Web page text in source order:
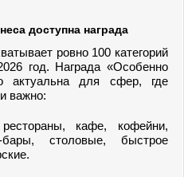
доступна награда
ровно 100 категорий
год. Награда «Особенно
актуальна для сфер, где
важно:
кафе, кофейни,
столовые, быстрое